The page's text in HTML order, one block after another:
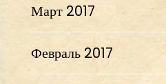
Март 2017
Февраль 2017